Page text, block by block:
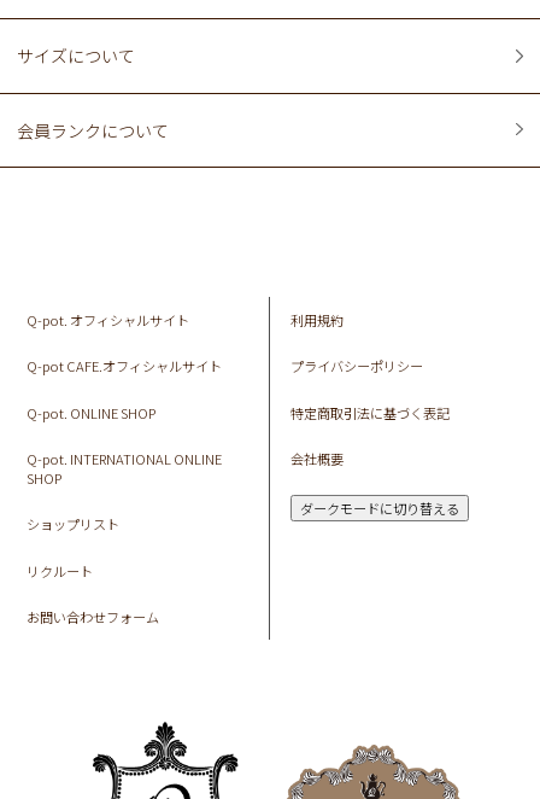
サイズについて
会員ランクについて
Q-pot. オフィシャルサイト
Q-pot CAFE.オフィシャルサイト
Q-pot. ONLINE SHOP
Q-pot. INTERNATIONAL ONLINE
SHOP
ショップリスト
リクルート
お問い合わせフォーム
利用規約
プライバシーポリシー
特定商取引法に基づく表記
会社概要
ダークモードに切り替える